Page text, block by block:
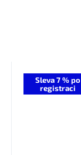
Sleva 7 % po
registraci